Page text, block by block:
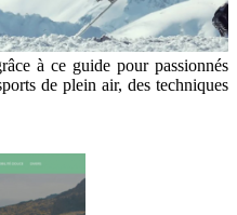
à ce guide pour passionnés
de plein air, des techniques